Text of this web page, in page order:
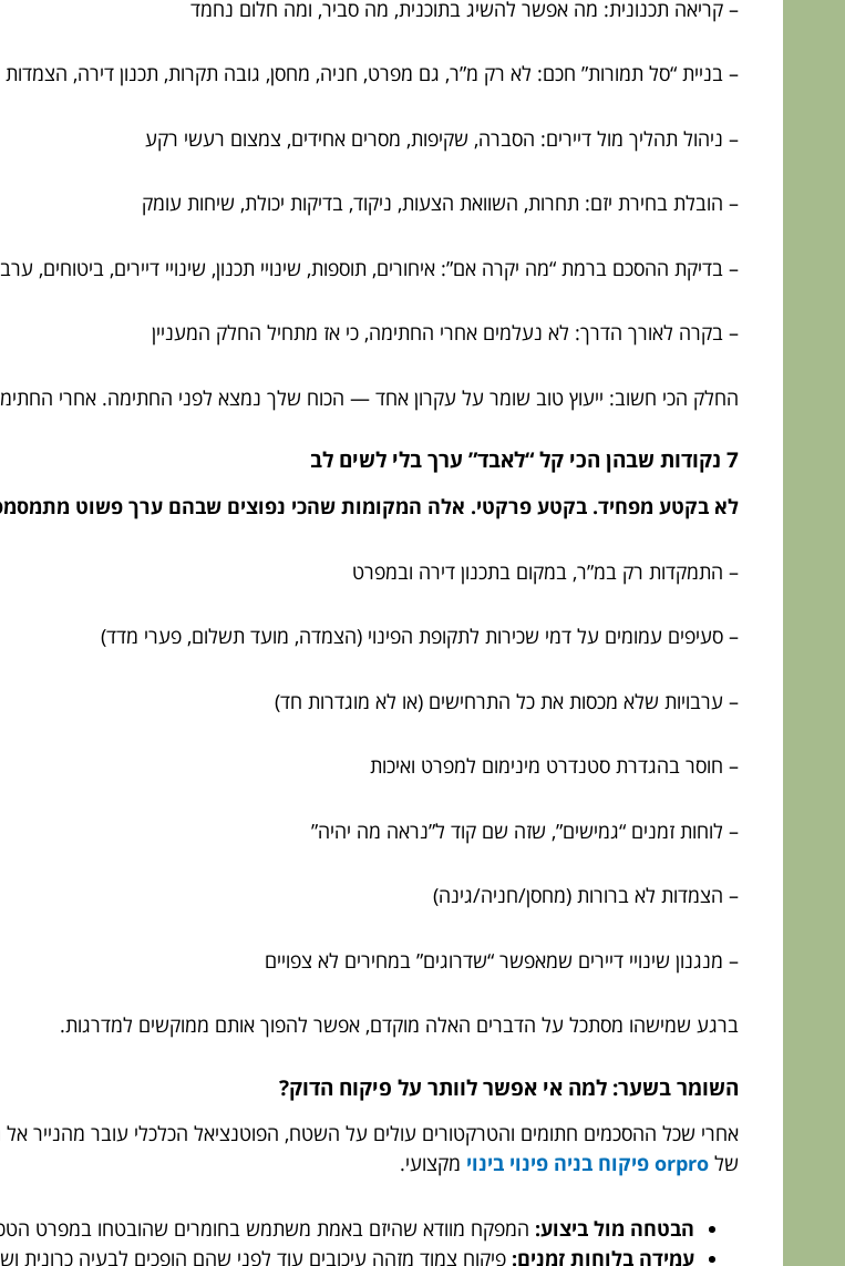
– קריאה תכנונית: מה אפשר להשיג בתוכנית, מה סביר, ומה חלום נחמד
– בניית “סל תמורות” חכם: לא רק מ”ר, גם מפרט, חניה, מחסן, גובה תקרות, תכנון דירה, הצמדות
– ניהול תהליך מול דיירים: הסברה, שקיפות, מסרים אחידים, צמצום רעשי רקע
– הובלת בחירת יזם: תחרות, השוואת הצעות, ניקוד, בדיקות יכולת, שיחות עומק
– בדיקת ההסכם ברמת “מה יקרה אם”: איחורים, תוספות, שינויי תכנון, שינויי דיירים, ביטוחים,
– בקרה לאורך הדרך: לא נעלמים אחרי החתימה, כי אז מתחיל החלק המעניין
החלק הכי חשוב: ייעוץ טוב שומר על עקרון אחד — הכוח שלך נמצא לפני החתימה. אחרי
7 נקודות שבהן הכי קל “לאבד” ערך בלי לשים לב
לא בקטע מפחיד. בקטע פרקטי. אלה המקומות שהכי נפוצים שבהם ערך פשוט
– התמקדות רק במ”ר, במקום בתכנון דירה ובמפרט
– סעיפים עמומים על דמי שכירות לתקופת הפינוי (הצמדה, מועד תשלום, פערי מדד)
– ערבויות שלא מכסות את כל התרחישים (או לא מוגדרות חד)
– חוסר בהגדרת סטנדרט מינימום למפרט ואיכות
– לוחות זמנים “גמישים”, שזה שם קוד ל”נראה מה יהיה”
– הצמדות לא ברורות (מחסן/חניה/גינה)
– מנגנון שינויי דיירים שמאפשר “שדרוגים” במחירים לא צפויים
ברגע שמישהו מסתכל על הדברים האלה מוקדם, אפשר להפוך אותם ממוקשים למדרגות.
השומר בשער: למה אי אפשר לוותר על פיקוח הדוק?
אחרי שכל ההסכמים חתומים והטרקטורים עולים על השטח, הפוטנציאל הכלכלי עובר מהנייר
של orpro פיקוח בניה פינוי בינוי מקצועי.
הבטחה מול ביצוע: המפקח מוודא שהיזם באמת משתמש בחומרים שהובטחו במפרט
עמידה בלוחות זמנים: פיקוח צמוד מזהה עיכובים עוד לפני שהם הופכים לבעיה כרונית